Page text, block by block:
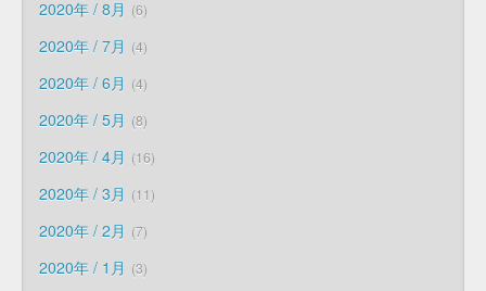
2020年 / 8月 6
2020年 / 7月 4
2020年 / 6月 4
2020年 / 5月 8
2020年 / 4月 16
2020年 / 3月 11
2020年 / 2月 7
2020年 / 1月 3